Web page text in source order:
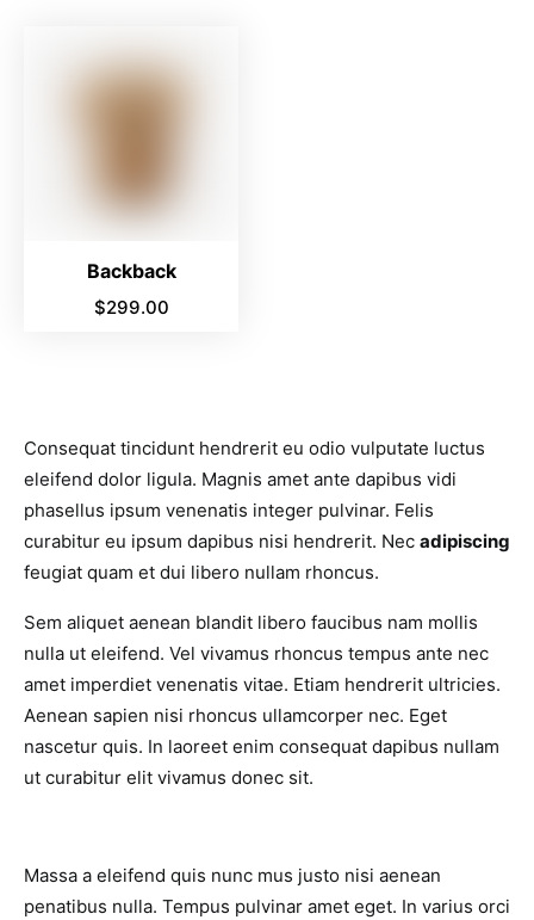
Backback
$299.00
Consequat tincidunt hendrerit eu odio vulputate luctus
eleifend dolor ligula. Magnis amet ante dapibus vidi
phasellus ipsum venenatis integer pulvinar. Felis
curabitur eu ipsum dapibus nisi hendrerit. Nec adipiscing
feugiat quam et dui libero nullam rhoncus.
Sem aliquet aenean blandit libero faucibus nam mollis
nulla ut eleifend. Vel vivamus rhoncus tempus ante nec
amet imperdiet venenatis vitae. Etiam hendrerit ultricies.
Aenean sapien nisi rhoncus ullamcorper nec. Eget
nascetur quis. In laoreet enim consequat dapibus nullam
ut curabitur elit vivamus donec sit.
Massa a eleifend quis nunc mus justo nisi aenean
penatibus nulla. Tempus pulvinar amet eget. In varius orci